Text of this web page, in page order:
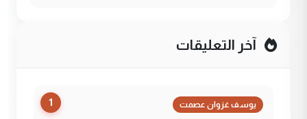
آخر التعليقات
1 يوسف غزوان عصمت